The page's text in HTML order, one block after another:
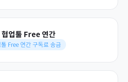
업툴 Free 연간
Free 연간 구독료 송금